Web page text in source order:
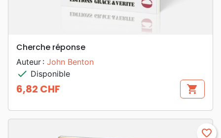
Cherche réponse
Auteur : John Benton
check Disponible
Prix
6,82 CHF shopping_cart
favorite_border